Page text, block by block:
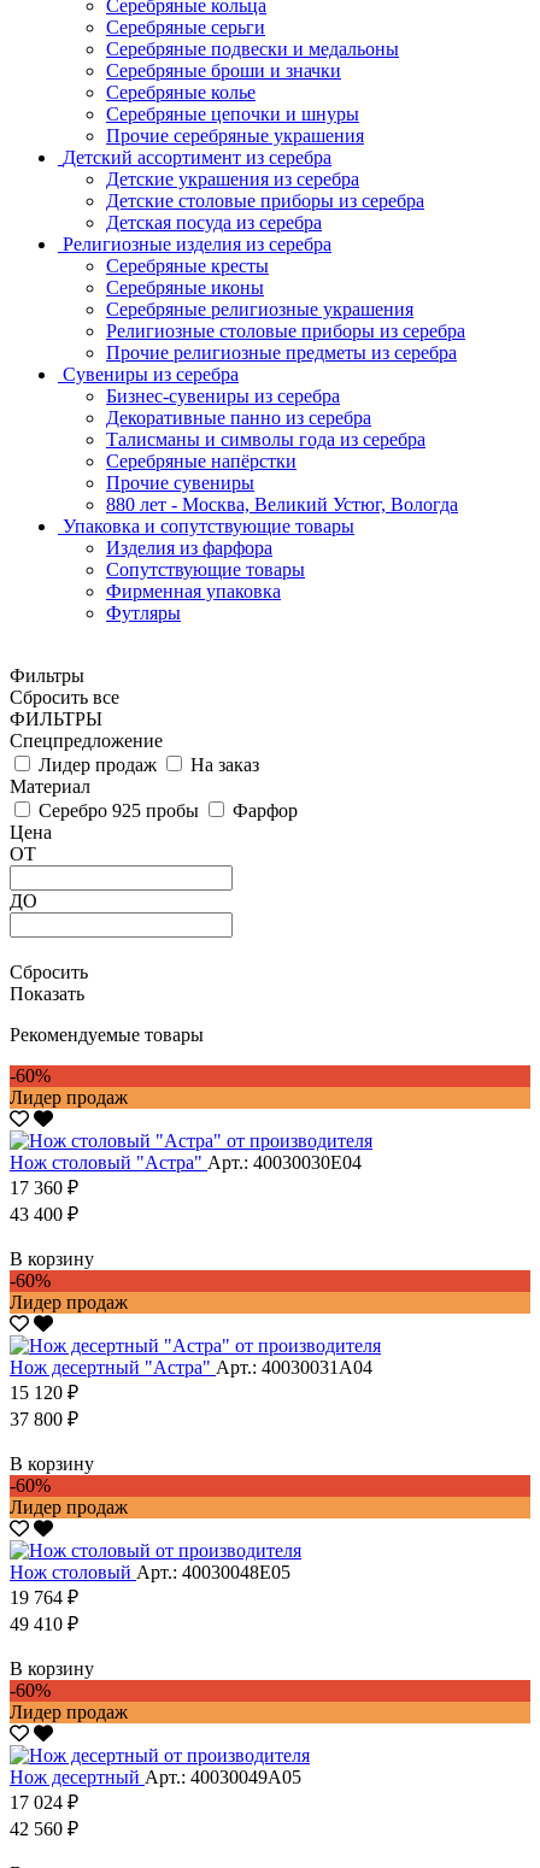
Серебряные кольца
Серебряные серьги
Серебряные подвески и медальоны
Серебряные броши и значки
Серебряные колье
Серебряные цепочки и шнуры
Прочие серебряные украшения
Детский ассортимент из серебра
Детские украшения из серебра
Детские столовые приборы из серебра
Детская посуда из серебра
Религиозные изделия из серебра
Серебряные кресты
Серебряные иконы
Серебряные религиозные украшения
Религиозные столовые приборы из серебра
Прочие религиозные предметы из серебра
Сувениры из серебра
Бизнес-сувениры из серебра
Декоративные панно из серебра
Талисманы и символы года из серебра
Серебряные напёрстки
Прочие сувениры
880 лет - Москва, Великий Устюг, Вологда
Упаковка и сопутствующие товары
Изделия из фарфора
Сопутствующие товары
Фирменная упаковка
Футляры
Фильтры
Сбросить все
ФИЛЬТРЫ
Спецпредложение
Лидер продаж
На заказ
Материал
Серебро 925 пробы
Фарфор
Цена
ОТ
ДО
Сбросить
Показать
Рекомендуемые товары
-60%
Лидер продаж
Нож столовый "Астра" Арт.: 40030030Е04
17 360 ₽
43 400 ₽
В корзину
-60%
Лидер продаж
Нож десертный "Астра" Арт.: 40030031А04
15 120 ₽
37 800 ₽
В корзину
-60%
Лидер продаж
Нож столовый Арт.: 40030048Е05
19 764 ₽
49 410 ₽
В корзину
-60%
Лидер продаж
Нож десертный Арт.: 40030049А05
17 024 ₽
42 560 ₽